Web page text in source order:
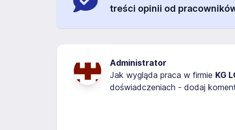
treści opinii od
Administrator
Jak wygląda praca w firmie KG
doświadczeniach - dodaj